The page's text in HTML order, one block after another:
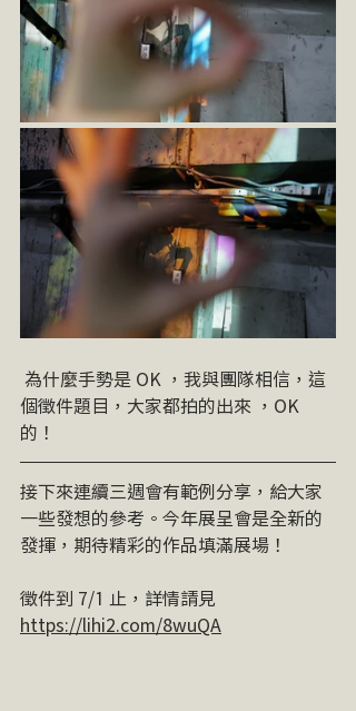
個徵件題目，大家都拍的出來 ，OK
的！ ​
接下來連續三週會有範例分享，給大家
一些發想的參考。今年展呈會是全新的
發揮，期待精彩的作品填滿展場！ ​
徵件到 7/1 止，詳情請見
https://lihi2.com/8wuQA